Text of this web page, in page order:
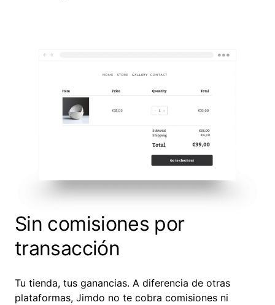
Sin comisiones por
transacción
Tu tienda, tus ganancias. A diferencia de otras
plataformas, Jimdo no te cobra comisiones ni